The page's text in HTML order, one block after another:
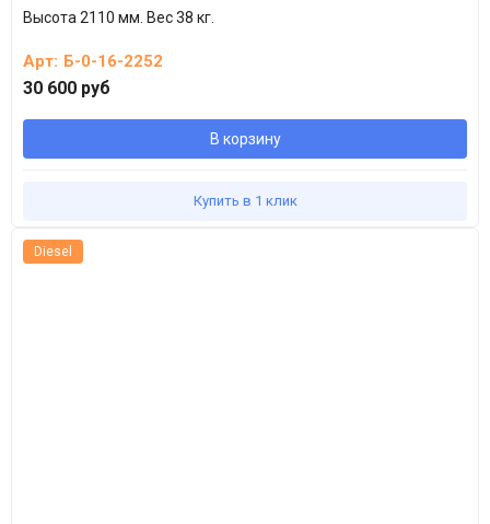
Высота 2110 мм. Вес 38 кг.
Арт: Б-0-16-2252
30 600 руб
В корзину
Купить в 1 клик
Diesel